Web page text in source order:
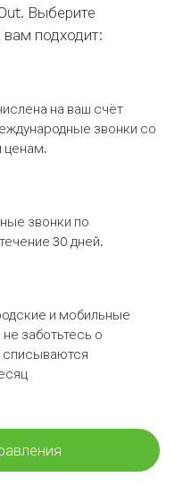
Выберите
подходит:
на ваш счёт
звонки со
ценам.
звонки по
30 дней.
и мобильные
заботьтесь о
списываются